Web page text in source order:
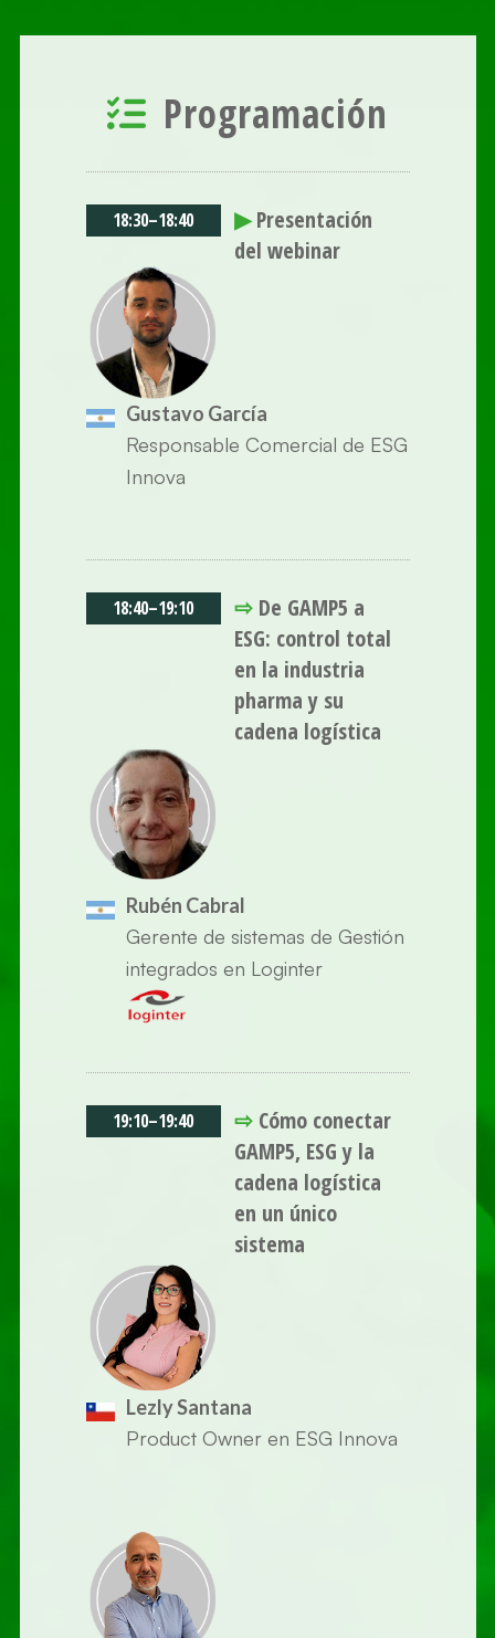
Programación
18:30–18:40 ▶ Presentación
del webinar
Gustavo García
Responsable Comercial de ESG
Innova
18:40–19:10 ⇨ De GAMP5 a
ESG: control total
en la industria
pharma y su
cadena logística
Rubén Cabral
Gerente de sistemas de Gestión
integrados en Loginter
19:10–19:40 ⇨ Cómo conectar
GAMP5, ESG y la
cadena logística
en un único
sistema
Lezly Santana
Product Owner en ESG Innova